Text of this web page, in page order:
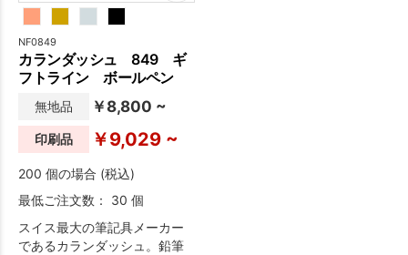
NF0849
カランダッシュ 849 ギ
フトライン ボールペン
無地品 ￥8,800 ~
印刷品 ￥9,029 ~
200 個の場合 (税込)
最低ご注文数： 30 個
スイス最大の筆記具メーカー
であるカランダッシュ。鉛筆